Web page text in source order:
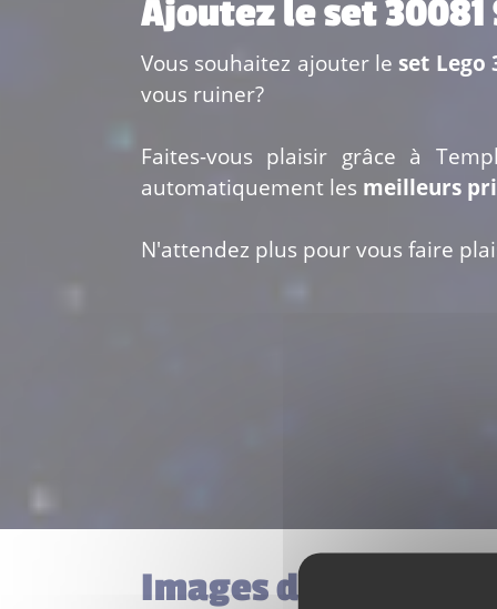
Ajoutez le set
Vous souhaitez ajouter le set Lego
vous ruiner?
Faites-vous plaisir grâce à
automatiquement les meilleurs
N'attendez plus pour vous faire
Images du set Lego